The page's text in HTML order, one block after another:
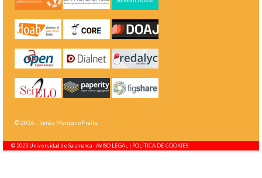
© 2026 - Tomás Manzano Fraile
© 2023 Universidad de Salamanca -AVISO LEGAL | POLÍTICA DE COOKIES